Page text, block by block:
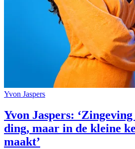
Yvon Jaspers
Yvon Jaspers:
ding, maar in de kleine
maakt’